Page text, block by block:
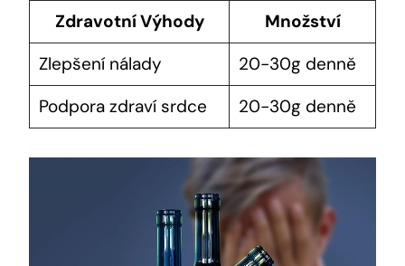
Zdravotní Výhody
Množství
Zlepšení nálady
20-30g denně
Podpora zdraví srdce
20-30g denně